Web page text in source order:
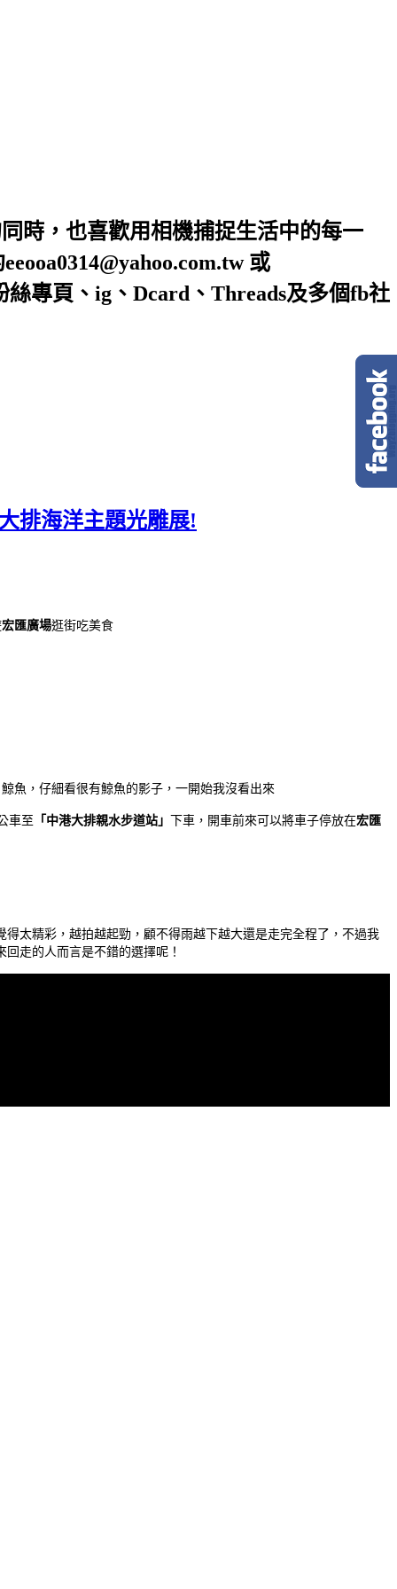
時，也喜歡用相機捕捉生活中的每一
或
絲專頁、ig、Dcard、Threads及多個fb社
排海洋主題光雕展!
宏匯廣場逛街吃美食
鯨魚，仔細看很有鯨魚的影子，一開始我沒看出來
車至 「中港大排親水步道站」 下車，開車前來可以將車子停放在宏匯
太精彩，越拍越起勁，顧不得雨越下越大還是走完全程了，不過我
走的人而言是不錯的選擇呢！